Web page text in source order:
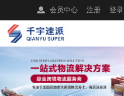
会员中心 注册 登录